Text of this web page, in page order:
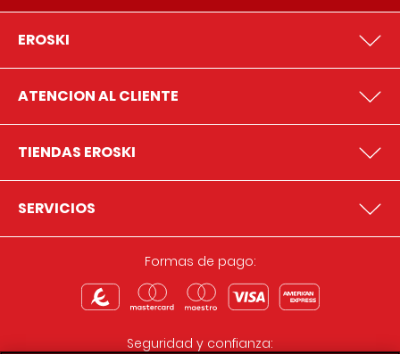
EROSKI
ATENCION AL CLIENTE
TIENDAS EROSKI
SERVICIOS
Formas de pago:
Seguridad y confianza: